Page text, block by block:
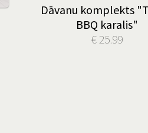
Dāvanu komplekts
BBQ karalis"
€ 25.99